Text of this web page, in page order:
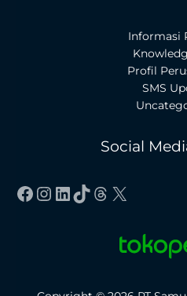
Informasi
Profil
SMS
Social
Facebook
Instagram
LinkedIn
TikTok
Threads
X